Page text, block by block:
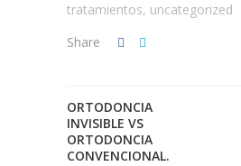
tratamientos, uncategorized
Share
ORTODONCIA
INVISIBLE VS
ORTODONCIA
CONVENCIONAL.